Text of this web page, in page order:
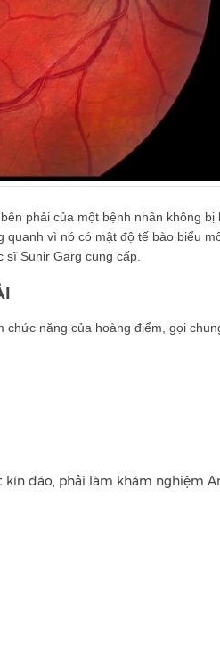
phải của một bệnh nhân không bị
vì nó có mật độ tế bào biểu
Sunir Garg cung cấp.
chức năng của hoàng điểm, gọi
đáo, phải làm khám nghiệm